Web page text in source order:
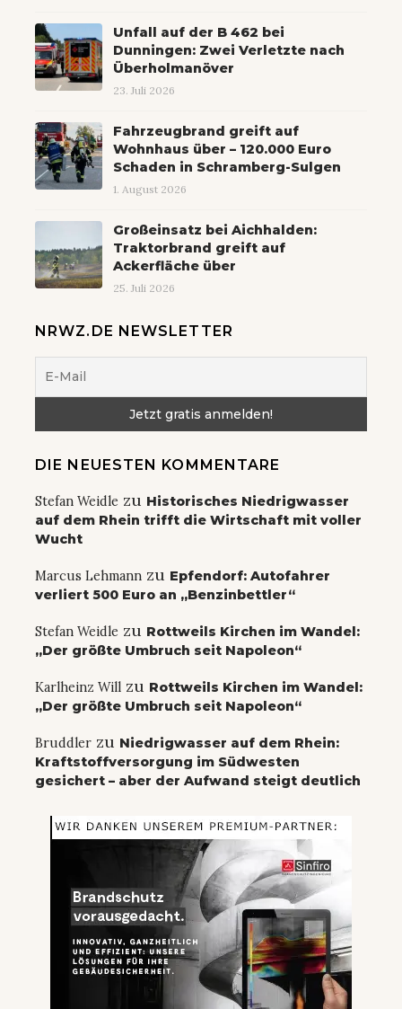
Unfall auf der B 462 bei
Dunningen: Zwei Verletzte nach
Überholmanöver
23. Juli 2026
Fahrzeugbrand greift auf
Wohnhaus über – 120.000 Euro
Schaden in Schramberg-Sulgen
1. August 2026
Großeinsatz bei Aichhalden:
Traktorbrand greift auf
Ackerfläche über
25. Juli 2026
NRWZ.DE NEWSLETTER
DIE NEUESTEN KOMMENTARE
Stefan Weidle zu Historisches Niedrigwasser
auf dem Rhein trifft die Wirtschaft mit voller
Wucht
Marcus Lehmann zu Epfendorf: Autofahrer
verliert 500 Euro an „Benzinbettler“
Stefan Weidle zu Rottweils Kirchen im Wandel:
„Der größte Umbruch seit Napoleon“
Karlheinz Will zu Rottweils Kirchen im Wandel:
„Der größte Umbruch seit Napoleon“
Bruddler zu Niedrigwasser auf dem Rhein:
Kraftstoffversorgung im Südwesten
gesichert – aber der Aufwand steigt deutlich